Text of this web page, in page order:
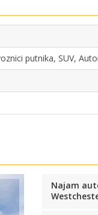
putnika, SUV,
Najam